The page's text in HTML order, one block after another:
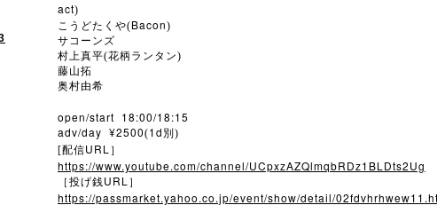
act)
こうどたくや(Bacon)
サコーンズ
村上真平(花柄ランタン)
藤山拓
奥村由希
open/start 18:00/18:15
adv/day ¥2500(1d 別)
[配信URL ］
https://www.youtube.com/channel/UCpxzAZQlmqbRDz1BLDts2Ug
［投げ銭URL ］
https://passmarket.yahoo.co.jp/event/show/detail/